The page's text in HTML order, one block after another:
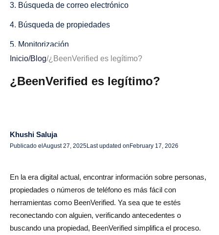
3. Búsqueda de correo electrónico
4. Búsqueda de propiedades
5. Monitorización
6. Búsqueda de dinero no reclamado
¿BeenVerified es legítimo?
Ventajas y desventajas de usar BeenVerified
Inconvenientes de BeenVerified
Alternativas a BeenVerified
1. Spokeo
Inicio/Blog/¿BeenVerified es legítimo?
¿BeenVerified es legítimo?
Khushi Saluja
Publicado el August 27, 2025Last updated on February 17, 2026
En la era digital actual, encontrar información sobre personas,
propiedades o números de teléfono es más fácil con
herramientas como BeenVerified. Ya sea que te estés
reconectando con alguien, verificando antecedentes o
buscando una propiedad, BeenVerified simplifica el proceso.